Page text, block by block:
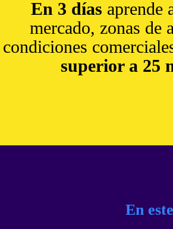
En 3 días aprende
mercado, zonas de
condiciones
superior a 25
En